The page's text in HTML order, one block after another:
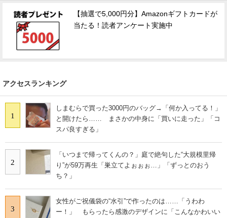
スマホと通信の最新トレンド
進化するPCとデバイスの未来
好きが集まる 比べて選べる
ビジネスと働き方のヒント
AI活用のいまが分かる
企業ITのトレンドを詳説
経営リーダーのコミュニティ
マーケ×ITの今がよく分かる
企業向けIT製品の総合サイト
【抽選で5,000円分】Amazonギフトカードが
当たる！読者アンケート実施中
アクセスランキング
1
しまむらで買った3000円のバッグ→「何か入ってる！」
と開けたら…… まさかの中身に「買いに走った」「コ
スパ良すぎる」
2
「いつまで帰ってくんの？」庭で絶句した“大規模里帰
り”が59万再生「巣立てよぉぉぉ…」「ずっとのおう
ち？」
3
女性がご祝儀袋の“水引”で作ったのは……「うわわ
ー！」 もらったら感激のデザインに「こんなかわいい